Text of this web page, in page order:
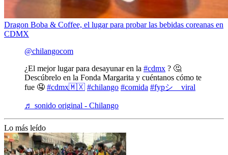
Dragon Boba & Coffee, el lugar para probar las bebidas coreanas en
CDMX
@chilangocom
¿El mejor lugar para desayunar en la #cdmx ? 🤔
Descúbrelo en la Fonda Margarita y cuéntanos cómo te
fue 🤤 #cdmx🇲🇽 #chilango #comida #fypシ゚viral
♬ sonido original - Chilango
Lo más leído